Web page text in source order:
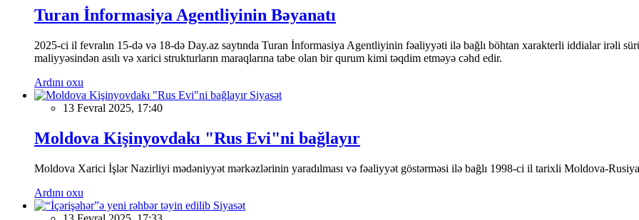
Turan İnformasiya Agentliyinin Bəyanatı
2025-ci il fevralın 15-də və 18-də Day.az saytında Turan İnformasiya Agentliyinin fəaliyyəti ilə bağlı böhtan xarakterli iddialar irəli
maliyyəsindən asılı və xarici strukturların maraqlarına tabe olan bir qurum kimi təqdim etməyə cəhd edir.
Ardını oxu
Siyasət
13 Fevral 2025, 17:40
Moldova Kişinyovdakı "Rus Evi"ni bağlayır
Moldova Xarici İşlər Nazirliyi mədəniyyət mərkəzlərinin yaradılması və fəaliyyət göstərməsi ilə bağlı 1998-ci il tarixli Moldova-
Ardını oxu
Siyasət